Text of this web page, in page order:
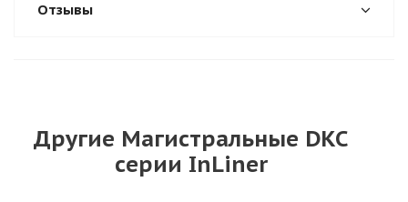
Отзывы
Другие Магистральные DKC
серии InLiner